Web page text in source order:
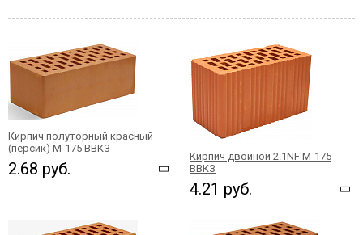
Кирпич полуторный красный
(персик) М-175 ВВКЗ
2.68 руб.
Кирпич двойной 2.1NF М-175
ВВКЗ
4.21 руб.